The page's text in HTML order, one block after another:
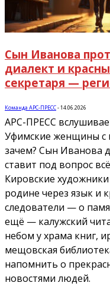
Сын Иванова
диалект и
секретаря —
Команда АРС-ПРЕСС-14.06.2026
АРС-ПРЕСС
Уфимские женщины с
зачем? Сын Иванова
ставит под вопрос
Кировские
родине через язык и
следователи — о
ещё — калужский
небом у храма книг,
мещовская
напомнить о
новостями людей.